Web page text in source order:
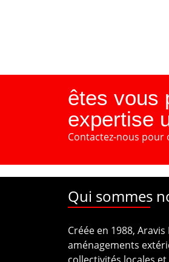
êtes vous
expertise
Contactez-nous pour
Qui sommes
Créée en 1988,
aménagements